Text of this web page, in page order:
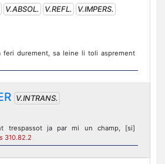
V.ABSOL. V.REFL.
V.IMPERS.
feri durement, sa leine li toli asprement
V.INTRANS.
trespassot ja par mi un champ, [si]
310.82.2